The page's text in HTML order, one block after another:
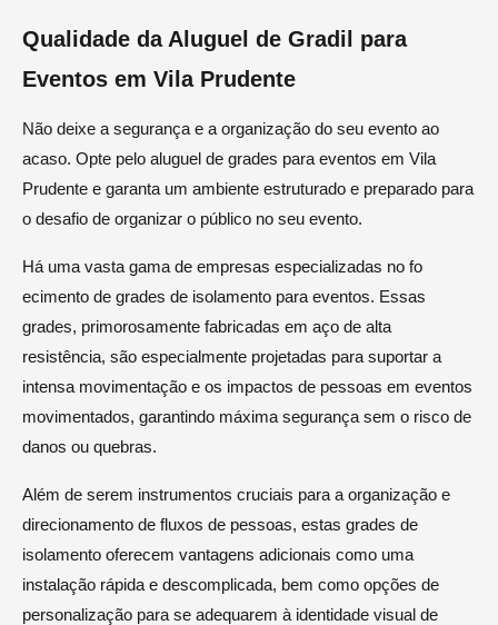
Qualidade da Aluguel de Gradil para
Eventos em Vila Prudente
Não deixe a segurança e a organização do seu evento ao
acaso. Opte pelo aluguel de grades para eventos em Vila
Prudente e garanta um ambiente estruturado e preparado para
o desafio de organizar o público no seu evento.
Há uma vasta gama de empresas especializadas no fo
ecimento de grades de isolamento para eventos. Essas
grades, primorosamente fabricadas em aço de alta
resistência, são especialmente projetadas para suportar a
intensa movimentação e os impactos de pessoas em eventos
movimentados, garantindo máxima segurança sem o risco de
danos ou quebras.
Além de serem instrumentos cruciais para a organização e
direcionamento de fluxos de pessoas, estas grades de
isolamento oferecem vantagens adicionais como uma
instalação rápida e descomplicada, bem como opções de
personalização para se adequarem à identidade visual de